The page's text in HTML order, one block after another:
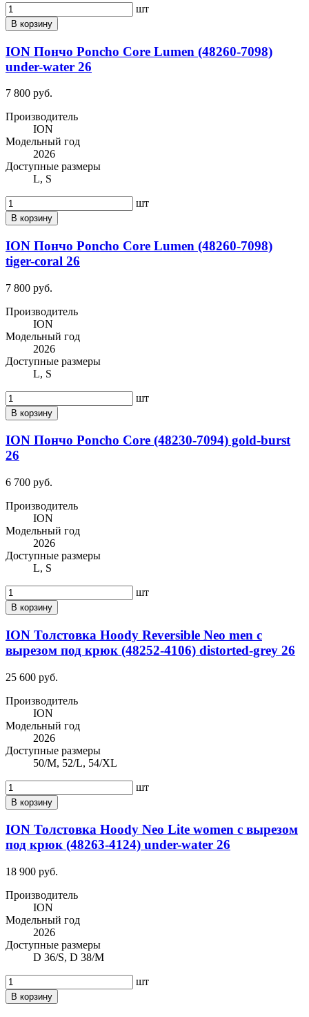
шт
В корзину
ION Пончо Poncho Core Lumen (48260-7098)
under-water 26
7 800 руб.
Производитель
ION
Модельный год
2026
Доступные размеры
L, S
шт
В корзину
ION Пончо Poncho Core Lumen (48260-7098)
tiger-coral 26
7 800 руб.
Производитель
ION
Модельный год
2026
Доступные размеры
L, S
шт
В корзину
ION Пончо Poncho Core (48230-7094) gold-burst
26
6 700 руб.
Производитель
ION
Модельный год
2026
Доступные размеры
L, S
шт
В корзину
ION Толстовка Hoody Reversible Neo men с
вырезом под крюк (48252-4106) distorted-grey 26
25 600 руб.
Производитель
ION
Модельный год
2026
Доступные размеры
50/M, 52/L, 54/XL
шт
В корзину
ION Толстовка Hoody Neo Lite women с вырезом
под крюк (48263-4124) under-water 26
18 900 руб.
Производитель
ION
Модельный год
2026
Доступные размеры
D 36/S, D 38/M
шт
В корзину